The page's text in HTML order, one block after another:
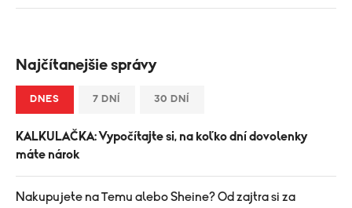
Najčítanejšie správy
DNES 7 DNÍ 30 DNÍ
KALKULAČKA: Vypočítajte si, na koľko dní dovolenky
máte nárok
Nakupujete na Temu alebo Sheine? Od zajtra si za